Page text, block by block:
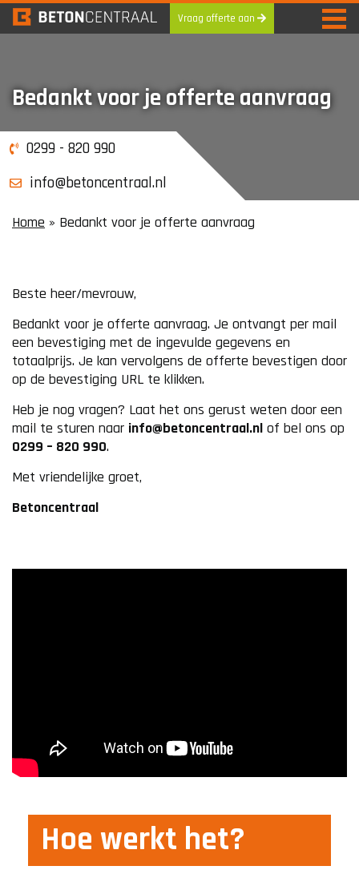
Vraag offerte aan
Bedankt voor je offerte aanvraag
0299 - 820 990
info@betoncentraal.nl
Home » Bedankt voor je offerte aanvraag
Beste heer/mevrouw,
Bedankt voor je offerte aanvraag. Je ontvangt per mail
een bevestiging met de ingevulde gegevens en
totaalprijs. Je kan vervolgens de offerte bevestigen door
op de bevestiging URL te klikken.
Heb je nog vragen? Laat het ons gerust weten door een
mail te sturen naar info@betoncentraal.nl of bel ons op
0299 – 820 990.
Met vriendelijke groet,
Betoncentraal
Hoe werkt het?